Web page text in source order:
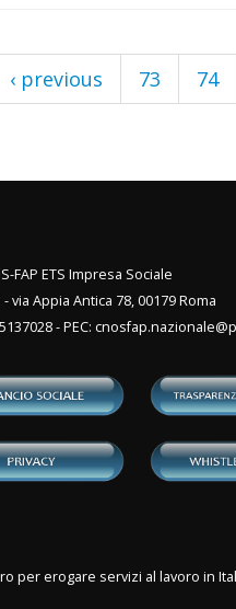
‹ previous 73 74
FAP ETS Impresa Sociale
via Appia Antica 78, 00179 Roma
- PEC:
per erogare servizi al lavoro in